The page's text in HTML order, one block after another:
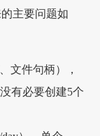
的主要问题如
文件句柄），
有必要创建5个